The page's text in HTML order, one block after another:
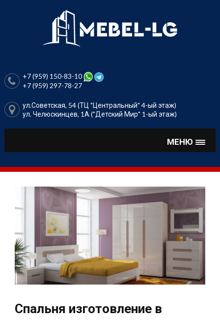
+7 (959) 150-83-10
+7 (959) 297-78-27
ул.Советская, 54 (ТЦ "Центральный" 4-ый этаж)
ул. Челюскинцев, 1А ("Детский Мир" 1-ый этаж)
МЕНЮ
Спальня изготовление в